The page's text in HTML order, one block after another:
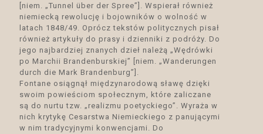
[niem. „Tunnel über der Spree”]. Wspierał również
niemiecką rewolucję i bojowników o wolność w
latach 1848/49. Oprócz tekstów politycznych pisał
również artykuły do prasy i dzienniki z podróży. Do
jego najbardziej znanych dzieł należą „Wędrówki
po Marchii Brandenburskiej” [niem. „Wanderungen
durch die Mark Brandenburg”].
Fontane osiągnął międzynarodową sławę dzięki
swoim powieściom społecznym, które zaliczane
są do nurtu tzw. „realizmu poetyckiego”. Wyraża w
nich krytykę Cesarstwa Niemieckiego z panującymi
w nim tradycyjnymi konwencjami. Do